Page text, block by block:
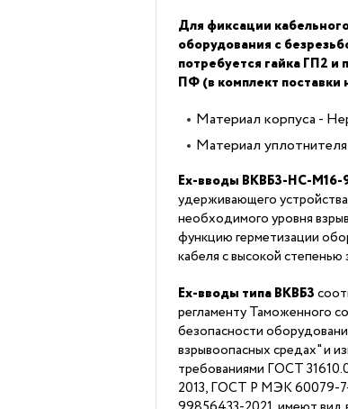
Для фиксации
оборудования с
потребуется гайка ГП2 и
ПФ (в комплект поставки
Материал корпуса -
Материал
Ex-вводы ВКВБ3-НС-M16-
удерживающего
необходимого уровня
функцию герметизации
кабеля с высокой
Ex-вводы типа ВКВБ3
регламенту Таможенного
безопасности
взрывоопасных средах" и
требованиями ГОСТ
2013, ГОСТ Р МЭК 60079-